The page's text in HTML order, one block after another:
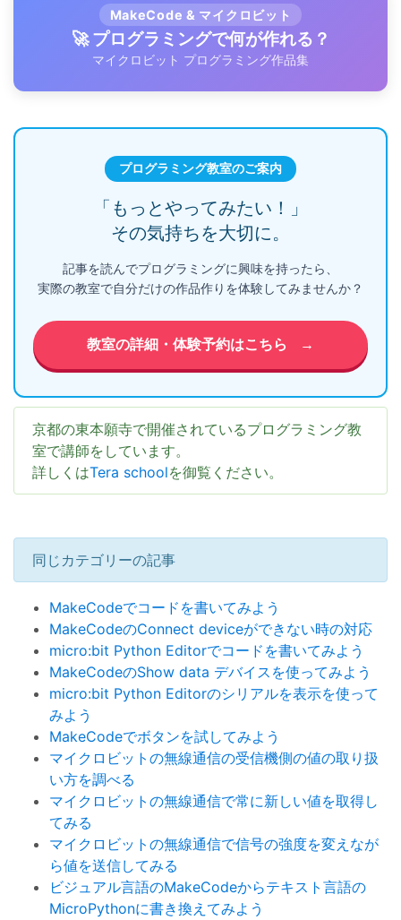
MakeCode & マイクロビット
🚀 プログラミングで何が作れる？
マイクロビット プログラミング作品集
プログラミング教室のご案内
「もっとやってみたい！」
その気持ちを大切に。
記事を読んでプログラミングに興味を持ったら、
実際の教室で自分だけの作品作りを体験してみませんか？
教室の詳細・体験予約はこちら →
京都の東本願寺で開催されているプログラミング教
室で講師をしています。
詳しくはTera schoolを御覧ください。
同じカテゴリーの記事
MakeCodeでコードを書いてみよう
MakeCodeのConnect deviceができない時の対応
micro:bit Python Editorでコードを書いてみよう
MakeCodeのShow data デバイスを使ってみよう
micro:bit Python Editorのシリアルを表示を使って
みよう
MakeCodeでボタンを試してみよう
マイクロビットの無線通信の受信機側の値の取り扱
い方を調べる
マイクロビットの無線通信で常に新しい値を取得し
てみる
マイクロビットの無線通信で信号の強度を変えなが
ら値を送信してみる
ビジュアル言語のMakeCodeからテキスト言語の
MicroPythonに書き換えてみよう